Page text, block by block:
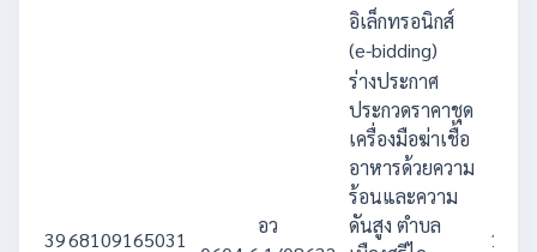
อิเล็กทรอนิกส์
(e-bidding)
3968109165031
อว
ร่างประกาศ
ประกวดราคาชุด
เครื่องมือฆ่าเชื้อ
อาหารด้วยความ
ร้อนและความ
ดันสูง ตำบล